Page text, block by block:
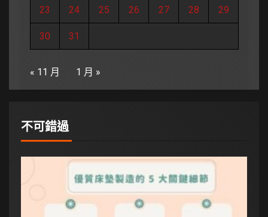
23 24 25 26 27 28 29
30 31
« 11 月 1 月 »
不可錯過